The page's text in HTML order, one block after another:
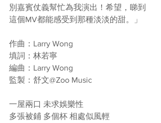
別嘉賓仗義幫忙為我演出！希望，睇到
這個MV都能感受到那種淡淡的甜。」
作曲：Larry Wong
填詞：林若寧
編曲：Larry Wong
監製：舒文@Zoo Music
一屋兩口 未求娛樂性
多張被鋪 多個杯 相處似風輕